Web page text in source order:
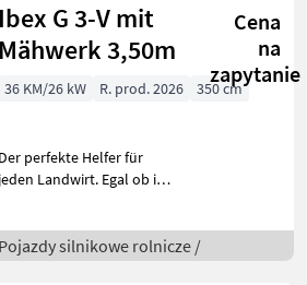
Ibex G 3-V mit
Mähwerk 3,50m
Cena
na
zapytanie
36 KM/26 kW R. prod. 2026 350 cm
Der perfekte Helfer für
jeden Landwirt. Egal ob im
Straßenböschung – die Ibex
Modelle sind
Pojazdy silnikowe rolnicze /